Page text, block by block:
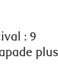
: 9
plus